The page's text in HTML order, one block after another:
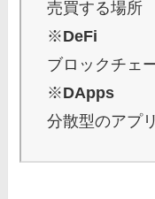
売買する場所
※DeFi
ブロックチェ
※DApps
分散型のアプリ